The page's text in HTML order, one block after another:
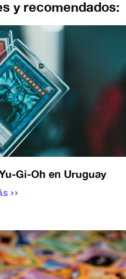
y recomendados:
Gi-Oh en Uruguay
>>